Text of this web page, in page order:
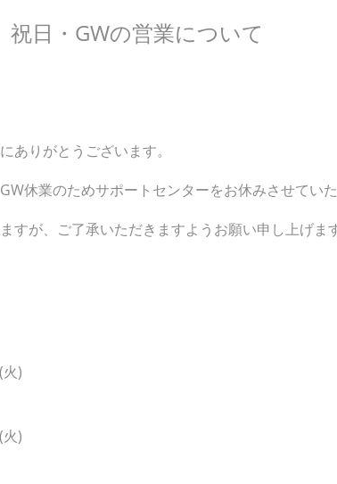
祝日・GWの営業について
ありがとうございます。
休業のためサポートセンターをお休みさせていた
すが、ご了承いただきますようお願い申し上げます
)
)